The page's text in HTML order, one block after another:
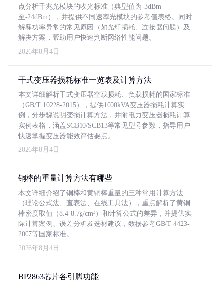
点分析千兆光模块的收光标准（典型值为-3dBm
至-24dBm），并提供不同速率光模块的参考值表格。同时
解释功率异常的常见原因（如光纤损耗、连接器问题）及
解决方案，帮助用户快速判断网络性能问题。
2026年8月4日
干式变压器损耗标准一览表及计算方法
本文详细解析干式变压器空载损耗、负载损耗的国家标准
（GB/T 10228-2015），提供1000kVA变压器损耗计算实
例，分步骤说明变损计算方法，并附电力变压器损耗计算
实例表格，涵盖SCB10/SCB13等常见型号参数，指导用户
快速掌握变压器能效评估要点。
2026年8月4日
铜棒的重量计算方法有哪些
本文详细介绍了铜棒和黄铜棒重量的三种常用计算方法
（理论公式法、查表法、在线工具法），重点解析了黄铜
棒密度取值（8.4-8.7g/cm³）和计算公式的差异，并提供实
际计算案例、误差分析及选材建议，数据参考GB/T 4423-
2007等国家标准。
2026年8月4日
BP2863芯片各引脚功能